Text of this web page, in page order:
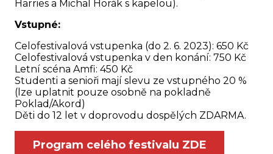
Harries a Michal Horák s kapelou).
Vstupné:
Celofestivalová vstupenka (do 2. 6. 2023): 650 Kč
Celofestivalová vstupenka v den konání: 750 Kč
Letní scéna Amfi: 450 Kč
Studenti a senioři mají slevu ze vstupného 20 %
(lze uplatnit pouze osobně na pokladně
Poklad/Akord)
Děti do 12 let v doprovodu dospělých ZDARMA.
Program celého festivalu ZDE